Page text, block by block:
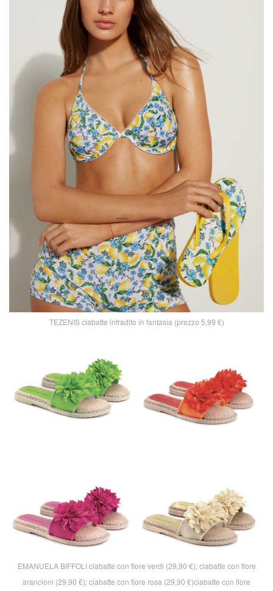
TEZENIS ciabatte infradito in fantasia (prezzo 5,99 €)
EMANUELA BIFFOLI ciabatte con fiore verdi (29,90 €); ciabatte con fiore
arancioni (29,90 €); ciabatte con fiore rosa (29,90 €)ciabatte con fiore